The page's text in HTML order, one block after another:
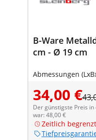
B-Ware
cm - Ø 19 cm
Abmessungen
34,00 €
Der günstigste Preis
war: 48,00 €
Zeitlich